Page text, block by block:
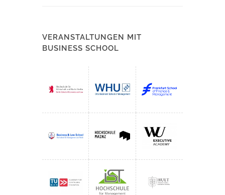
VERANSTALTUNGEN MIT
BUSINESS SCHOOL